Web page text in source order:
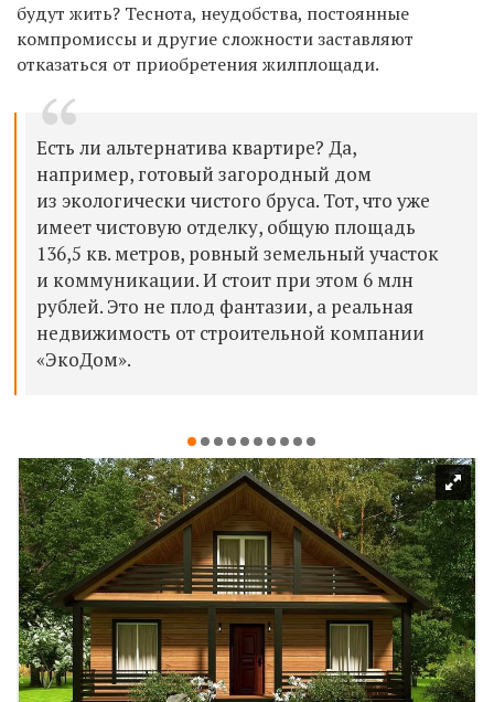
будут жить? Теснота, неудобства, постоянные
компромиссы и другие сложности заставляют
отказаться от приобретения жилплощади.
Есть ли альтернатива квартире? Да,
например, готовый загородный дом
из экологически чистого бруса. Тот, что уже
имеет чистовую отделку, общую площадь
136,5 кв. метров, ровный земельный участок
и коммуникации. И стоит при этом 6 млн
рублей. Это не плод фантазии, а реальная
недвижимость от строительной компании
«ЭкоДом».